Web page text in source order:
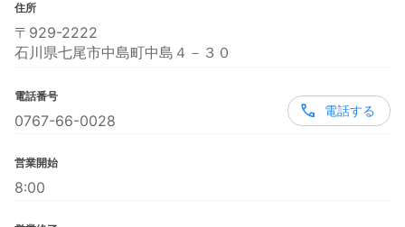
住所
〒929-2222
石川県七尾市中島町中島４－３０
電話番号
0767-66-0028
電話する
営業開始
8:00